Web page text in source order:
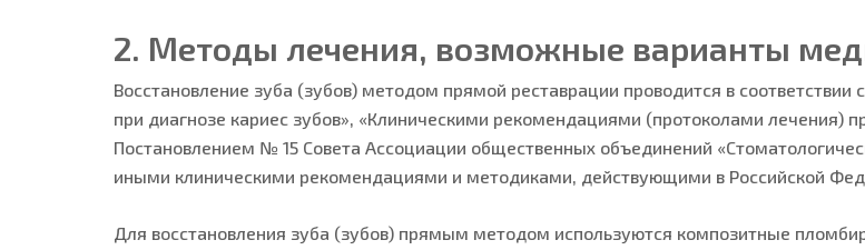
2. Методы лечения, возможные варианты
Восстановление зуба (зубов) методом прямой реставрации проводится в
при диагнозе кариес зубов», «Клиническими рекомендациями (протоколами лечения)
Постановлением № 15 Совета Ассоциации общественных объединений
иными клиническими рекомендациями и методиками, действующими в Российской
Для восстановления зуба (зубов) прямым методом используются композитные